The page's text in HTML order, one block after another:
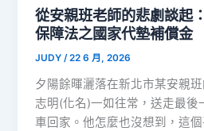
從安親班老師的悲劇談起
保障法之國家代墊補償金
JUDY/22 6 月, 2026
夕陽餘暉灑落在新北市某安親
志明(化名)一如往常，送走最後
車回家。他怎麼也沒想到，這